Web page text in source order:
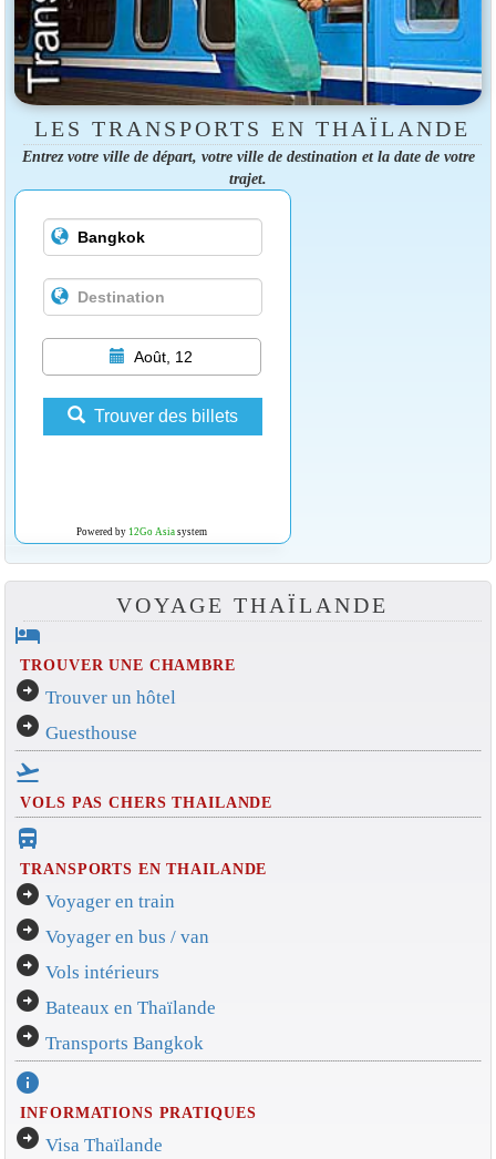
LES TRANSPORTS EN THAÏLANDE
Entrez votre ville de départ, votre ville de destination et la date de votre
trajet.
Août, 12
Trouver des billets
Powered by 12Go Asiasystem
VOYAGE THAÏLANDE
hotel
TROUVER UNE CHAMBRE
arrow_circle_right Trouver un hôtel
arrow_circle_right Guesthouse
flight_takeoff
VOLS PAS CHERS THAILANDE
directions_bus_filled
TRANSPORTS EN THAILANDE
arrow_circle_right Voyager en train
arrow_circle_right Voyager en bus / van
arrow_circle_right Vols intérieurs
arrow_circle_right Bateaux en Thaïlande
arrow_circle_right Transports Bangkok
info
INFORMATIONS PRATIQUES
arrow_circle_right Visa Thaïlande